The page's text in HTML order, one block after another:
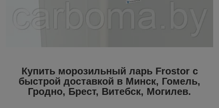
Купить морозильный ларь Frostor с
быстрой доставкой в Минск, Гомель,
Гродно, Брест, Витебск, Могилев.